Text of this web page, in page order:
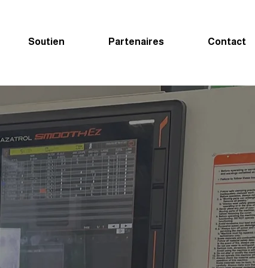
Soutien Partenaires Contact